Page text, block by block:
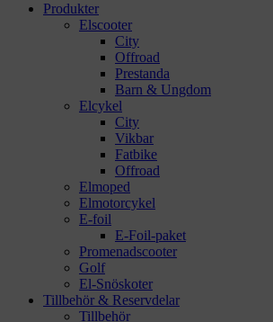
Produkter
Elscooter
City
Offroad
Prestanda
Barn & Ungdom
Elcykel
City
Vikbar
Fatbike
Offroad
Elmoped
Elmotorcykel
E-foil
E-Foil-paket
Promenadscooter
Golf
El-Snöskoter
Tillbehör & Reservdelar
Tillbehör